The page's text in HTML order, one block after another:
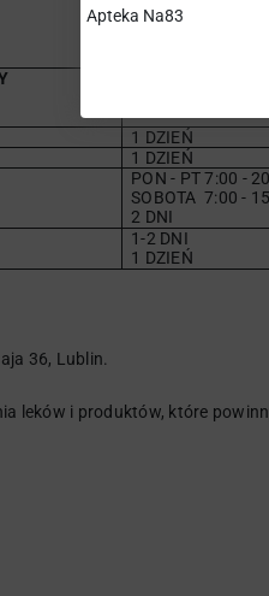
1 DZIEŃ
1 DZIEŃ
PON - PT 7:00 -
SOBOTA 7:00 -
2 DNI
1-2 DNI
1 DZIEŃ
36, Lublin.
leków i produktów, które
Apteka Na83